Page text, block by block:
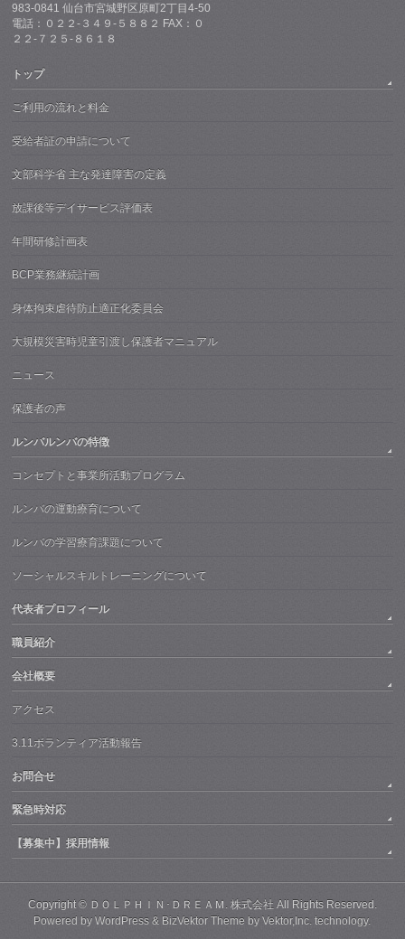
983-0841 仙台市宮城野区原町2丁目4-50
電話：０２２-３４９-５８８２ FAX：０
２２-７２５-８６１８
トップ
ご利用の流れと料金
受給者証の申請について
文部科学省 主な発達障害の定義
放課後等デイサービス評価表
年間研修計画表
BCP業務継続計画
身体拘束虐待防止適正化委員会
大規模災害時児童引渡し保護者マニュアル
ニュース
保護者の声
ルンバルンバの特徴
コンセプトと事業所活動プログラム
ルンバの運動療育について
ルンバの学習療育課題について
ソーシャルスキルトレーニングについて
代表者プロフィール
職員紹介
会社概要
アクセス
3.11ボランティア活動報告
お問合せ
緊急時対応
【募集中】採用情報
Copyright © ＤＯＬＰＨＩＮ･ＤＲＥＡＭ. 株式会社 All Rights Reserved.
Powered byWordPress & BizVektor Theme by Vektor,Inc. technology.